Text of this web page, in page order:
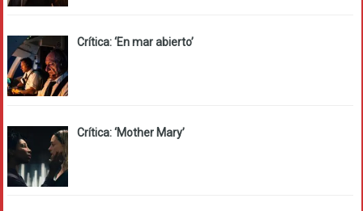
Crítica: ‘En mar abierto’
Crítica: ‘Mother Mary’